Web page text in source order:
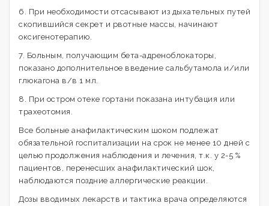
6. При необходимости отсасывают из дыхательных путей
скопившийся секрет и рвотные массы, начинают
оксигенотерапию.
7. Больным, получающим бета-адреноблокаторы,
показано дополнительное введение сальбутамола и/или
глюкагона в/в 1 мл.
8. При остром отеке гортани показана интубация или
трахеотомия.
Все больные анафилактическим шоком подлежат
обязательной госпитализации на срок не менее 10 дней с
целью продолжения наблюдения и лечения, т.к. у 2-5 %
пациентов, перенесших анафилактический шок,
наблюдаются поздние аллергические реакции.
Дозы вводимых лекарств и тактика врача определяются